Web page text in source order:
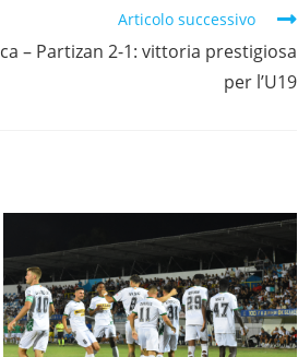
Articolo successivo
– Partizan 2-1: vittoria prestigiosa
per l’U19